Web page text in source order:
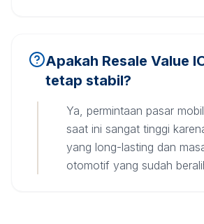
Apakah Resale Value
tetap stabil?
Ya, permintaan pasar
saat ini sangat tinggi
yang long-lasting dan
otomotif yang sudah